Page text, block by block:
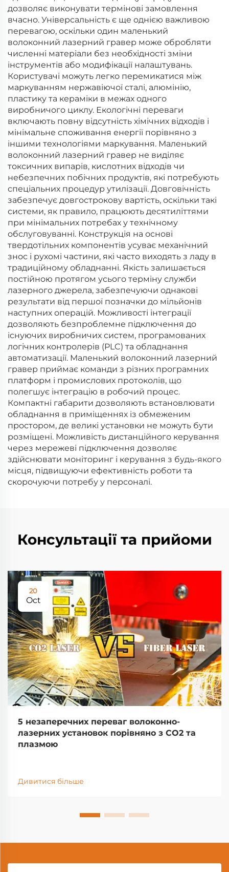
дозволяє виконувати термінові замовлення
вчасно. Універсальність є ще однією важливою
перевагою, оскільки один маленький
волоконний лазерний гравер може обробляти
численні матеріали без необхідності зміни
інструментів або модифікації налаштувань.
Користувачі можуть легко перемикатися між
маркуванням нержавіючої сталі, алюмінію,
пластику та кераміки в межах одного
виробничого циклу. Екологічні переваги
включають повну відсутність хімічних відходів і
мінімальне споживання енергії порівняно з
іншими технологіями маркування. Маленький
волоконний лазерний гравер не виділяє
токсичних випарів, кислотних відходів чи
небезпечних побічних продуктів, які потребують
спеціальних процедур утилізації. Довговічність
забезпечує довгострокову вартість, оскільки такі
системи, як правило, працюють десятиліттями
при мінімальних потребах у технічному
обслуговуванні. Конструкція на основі
твердотільних компонентів усуває механічний
знос і рухомі частини, які часто виходять з ладу в
традиційному обладнанні. Якість залишається
постійною протягом усього терміну служби
лазерного джерела, забезпечуючи однакові
результати від першої позначки до мільйонів
наступних операцій. Можливості інтеграції
дозволяють безпроблемне підключення до
існуючих виробничих систем, програмованих
логічних контролерів (PLC) та обладнання
автоматизації. Маленький волоконний лазерний
гравер приймає команди з різних програмних
платформ і промислових протоколів, що
полегшує інтеграцію в робочий процес.
Компактні габарити дозволяють встановлювати
обладнання в приміщеннях із обмеженим
простором, де великі установки не можуть бути
розміщені. Можливість дистанційного керування
через мережеві підключення дозволяє
здійснювати моніторинг і керування з будь-якого
місця, підвищуючи ефективність роботи та
скорочуючи потребу у персоналі.
Консультації та прийоми
20
Oct
5 незаперечних переваг волоконно-
лазерних установок порівняно з CO2 та
плазмою
Дивитися більше